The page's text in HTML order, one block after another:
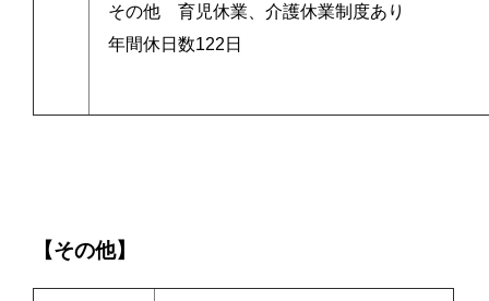
その他 育児休業、介護休業制度あり
年間休日数122日
【その他】